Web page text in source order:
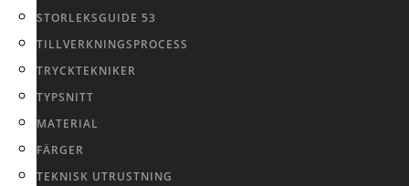
STORLEKSGUIDE 53
TILLVERKNINGSPROCESS
TRYCKTEKNIKER
TYPSNITT
MATERIAL
FÄRGER
TEKNISK UTRUSTNING